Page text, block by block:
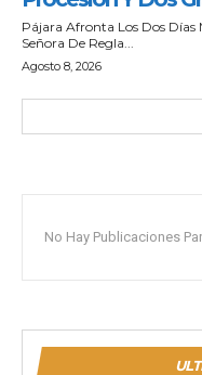
Pájara Afronta Los Dos Días
Señora De Regla...
Agosto 8, 2026
No Hay Publicaciones